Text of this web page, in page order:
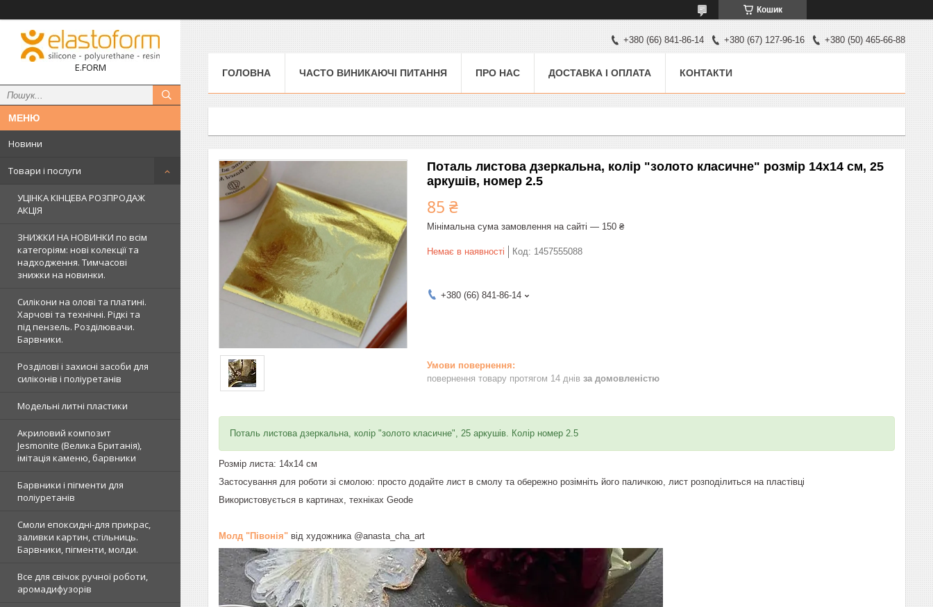
Кошик
E.FORM
Новини
Товари і послуги
УЦІНКА КІНЦЕВА РОЗПРОДАЖ
АКЦІЯ
ЗНИЖКИ НА НОВИНКИ по всім
категоріям: нові колекцїї та
надходження. Тимчасові
знижки на новинки.
Силікони на олові та платині.
Харчові та технічні. Рідкі та
під пензель. Розділювачи.
Барвники.
Розділові і захисні засоби для
силіконів і поліуретанів
Модельні литні пластики
Акриловий композит
Jesmonite (Велика Британія),
імітація каменю, барвники
Барвники і пігменти для
поліуретанів
Смоли епоксидні-для прикрас,
заливки картин, стільниць.
Барвники, пігменти, молди.
Все для свічок ручної роботи,
аромадифузорів
+380 (66) 841-86-14 +380 (67) 127-96-16 +380 (50) 465-66-88
ГОЛОВНА ЧАСТО ВИНИКАЮЧІ ПИТАННЯ ПРО НАС ДОСТАВКА І ОПЛАТА КОНТАКТИ
Поталь листова дзеркальна, колір "золото класичне" розмір 14х14 см, 25
аркушів, номер 2.5
85 ₴
Мінімальна сума замовлення на сайті — 150 ₴
Немає в наявності Код: 1457555088
+380 (66) 841-86-14
повернення товару протягом 14 днів за домовленістю
Поталь листова дзеркальна, колір "золото класичне", 25 аркушів. Колір номер 2.5
Розмір листа: 14х14 см
Застосування для роботи зі смолою: просто додайте лист в смолу та обережно розімніть його паличкою, лист розподілиться на пластівці
Використовується в картинах, техніках Geode
Молд "Півонія" від художника @anasta_cha_art